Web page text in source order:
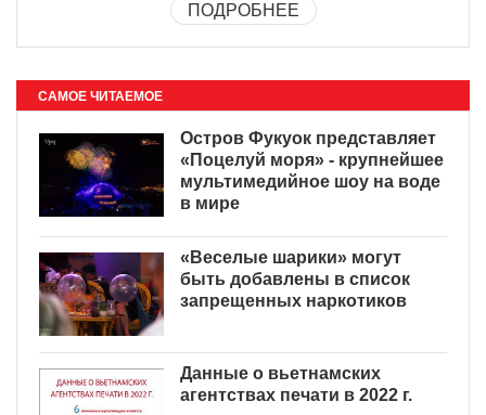
ПОДРОБНЕЕ
САМОЕ ЧИТАЕМОЕ
Остров Фукуок представляет
«Поцелуй моря» - крупнейшее
мультимедийное шоу на воде
в мире
«Веселые шарики» могут
быть добавлены в список
запрещенных наркотиков
Данные о вьетнамских
агентствах печати в 2022 г.